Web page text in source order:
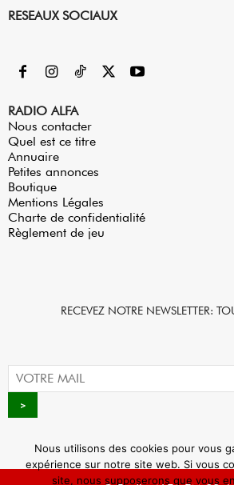
RESEAUX SOCIAUX
RADIO ALFA
Nous contacter
Quel est ce titre
Annuaire
Petites annonces
Boutique
Mentions Légales
Charte de confidentialité
Règlement de jeu
RECEVEZ NOTRE NEWSLETTER:
Nous utilisons des cookies pour vous
expérience sur notre site web. Si vous
site, nous supposerons que vous